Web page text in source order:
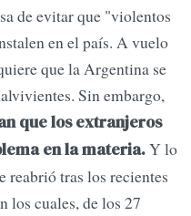
de evitar que "violentos
en el país. A vuelo
que la Argentina se
Sin embargo,
que los extranjeros
en la materia.Y lo
reabrió tras los recientes
los cuales, de los 27